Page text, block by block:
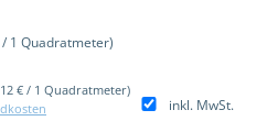
1 Quadratmeter)
€ / 1 Quadratmeter)
inkl. MwSt.